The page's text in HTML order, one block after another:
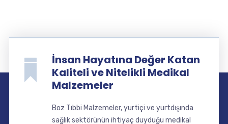
İnsan Hayatına Değer Katan
Kaliteli ve Nitelikli Medikal
Malzemeler
Boz Tıbbi Malzemeler, yurtiçi ve yurtdışında
sağlık sektörünün ihtiyaç duyduğu medikal